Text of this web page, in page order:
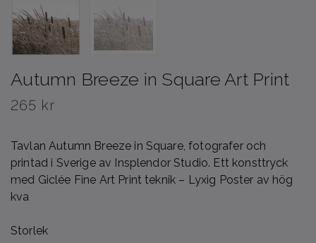
Autumn Breeze in Square Art Print
265 kr
Tavlan Autumn Breeze in Square, fotografer och
printad i Sverige av Insplendor Studio. Ett konsttryck
med Giclée Fine Art Print teknik – Lyxig Poster av hög
kva
Storlek